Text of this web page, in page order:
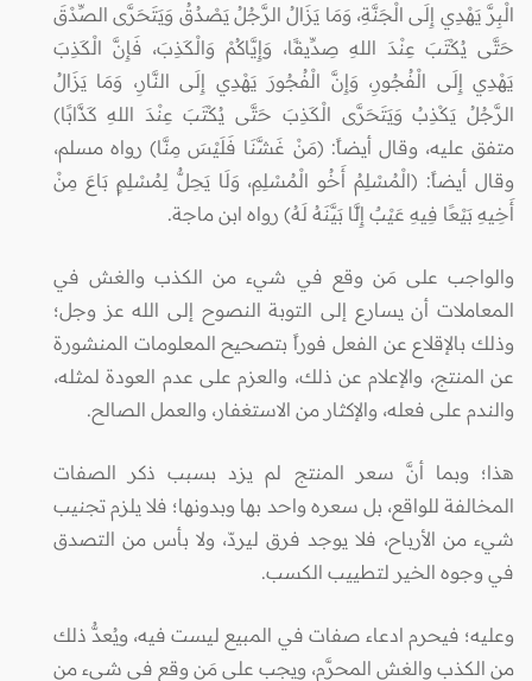
الْبِرَّ يَهْدِي إِلَى الْجَنَّةِ، وَمَا يَزَالُ الرَّجُلُ يَصْدُقُ وَيَتَحَرَّى الصِّدْقَ
حَتَّى يُكْتَبَ عِنْدَ اللهِ صِدِّيقًا، وَإِيَّاكُمْ وَالْكَذِبَ، فَإِنَّ الْكَذِبَ
يَهْدِي إِلَى الْفُجُورِ، وَإِنَّ الْفُجُورَ يَهْدِي إِلَى النَّارِ، وَمَا يَزَالُ
الرَّجُلُ يَكْذِبُ وَيَتَحَرَّى الْكَذِبَ حَتَّى يُكْتَبَ عِنْدَ اللهِ كَذَّابًا)
متفق عليه، وقال أيضاً: (مَنْ غَشَّنَا فَلَيْسَ مِنَّا) رواه مسلم،
وقال أيضاً: (الْمُسْلِمُ أَخُو الْمُسْلِمِ، وَلَا يَحِلُّ لِمُسْلِمٍ بَاعَ مِنْ
أَخِيهِ بَيْعًا فِيهِ عَيْبٌ إِلَّا بَيَّنَهُ لَهُ) رواه ابن ماجة.
والواجب على مَن وقع في شيء من الكذب والغش في
المعاملات أن يسارع إلى التوبة النصوح إلى الله عز وجل؛
وذلك بالإقلاع عن الفعل فوراً بتصحيح المعلومات المنشورة
عن المنتج، والإعلام عن ذلك، والعزم على عدم العودة لمثله،
والندم على فعله، والإكثار من الاستغفار، والعمل الصالح.
هذا؛ وبما أنَّ سعر المنتج لم يزد بسبب ذكر الصفات
المخالفة للواقع، بل سعره واحد بها وبدونها؛ فلا يلزم تجنيب
شيء من الأرباح، فلا يوجد فرق ليردّ، ولا بأس من التصدق
في وجوه الخير لتطييب الكسب.
وعليه؛ فيحرم ادعاء صفات في المبيع ليست فيه، ويُعدُّ ذلك
من الكذب والغش المحرَّم، ويجب على مَن وقع في شيء من